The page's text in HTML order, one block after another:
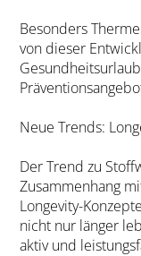
Besonders
von dieser
Neue Trends:
Der Trend zu
Zusammenhang
Longevity-
nicht nur länger
aktiv und